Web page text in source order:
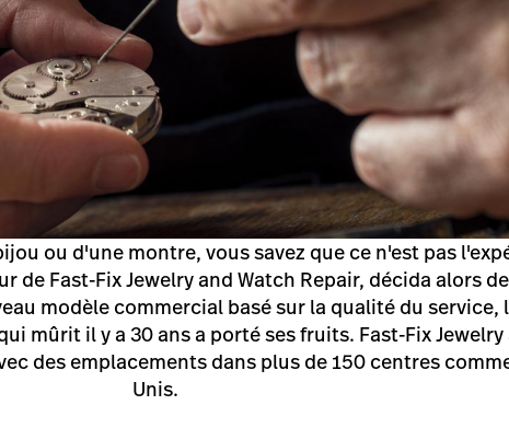
ou d'une montre, vous savez que ce n'est pas
de Fast-Fix Jewelry and Watch Repair, décida alors
modèle commercial basé sur la qualité du service,
mûrit il y a 30 ans a porté ses fruits. Fast-Fix
des emplacements dans plus de 150 centres
Unis.